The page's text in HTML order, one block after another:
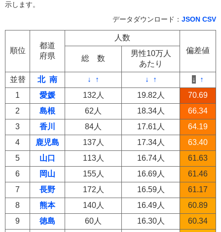
示します。
データダウンロード： JSON CSV
順位
都道
府県
人数
偏差値
総 数
男性10万人
あたり
並替
北 南 ↓ ↑ ↓ ↑ ↓
↑
1
愛媛 132人 19.82人
70.69
2
島根 62人 18.34人
66.34
3
香川 84人 17.61人
64.19
4
鹿児島 137人 17.34人
63.40
5
山口 113人 16.74人
61.63
6
岡山 155人 16.69人
61.46
7
長野 172人 16.59人
61.17
8
熊本 140人 16.49人
60.89
9
徳島 60人 16.30人
60.34